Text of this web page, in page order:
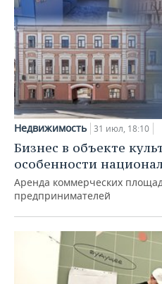
Недвижимость 31 июл, 18:10
Бизнес в объекте
особенности
Аренда коммерческих
предпринимателей